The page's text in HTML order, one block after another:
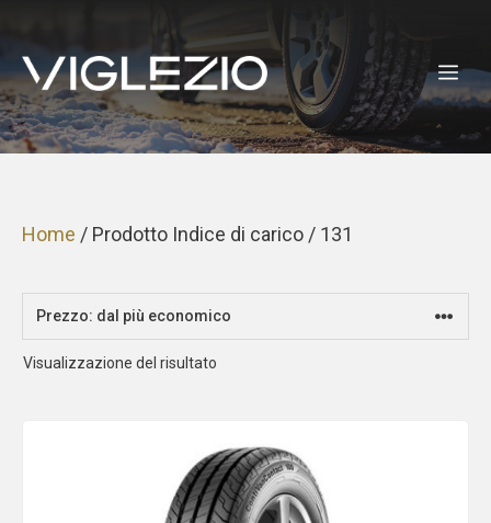
contenuto
Home / Prodotto Indice di carico / 131
Visualizzazione del risultato